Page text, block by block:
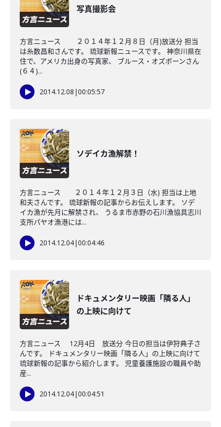
写真撮影会
方言ニュース ２０１４年１２月８日（月)放送分 担当
は糸数昌和さんです。 琉球新報ニュースです。 神奈川県在
住で、アメリカ出身の写真家、 ブルース・オズボーンさん
(６４)...
2014.12.08 |00:05:57
ソデイカ漁解禁！
方言ニュース ２０１４年１２月３日（水) 担当は上地
和夫さんです。 琉球新報の記事からお伝えします。 ソデ
イカ漁が先月に解禁され、 うるま市赤野の石川漁協具志川
支所パヤオ漁港には...
2014.12.04|00:04:46
ドキュメンタリー映画「隣る人」
の上映に向けて
方言ニュース 12月4日 放送分 今日の担当は伊狩典子さ
んです。 ドキュメンタリー映画「隣る人」の上映に向けて
琉球新報の記事から紹介します。 児童養護施設の職員や助
産...
2014.12.04|00:04:51